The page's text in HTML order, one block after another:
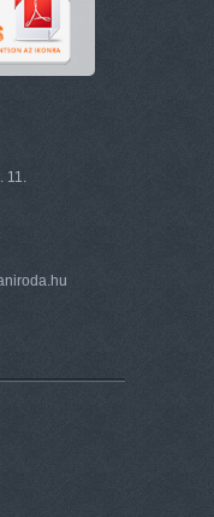
11.